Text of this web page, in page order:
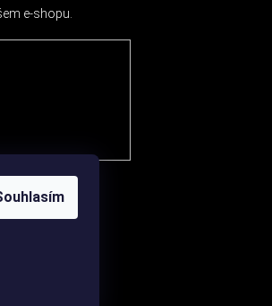
e-shopu.